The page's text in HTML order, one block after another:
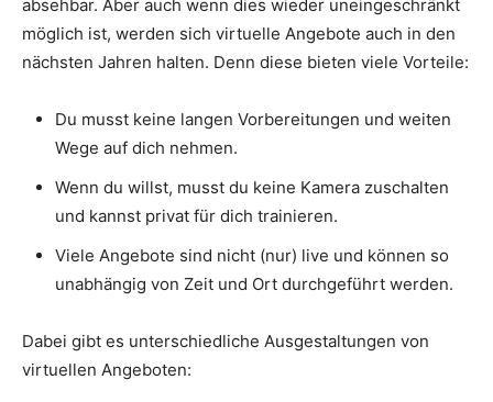
absehbar. Aber auch wenn dies wieder uneingeschränkt
möglich ist, werden sich virtuelle Angebote auch in den
nächsten Jahren halten. Denn diese bieten viele Vorteile:
Du musst keine langen Vorbereitungen und weiten
Wege auf dich nehmen.
Wenn du willst, musst du keine Kamera zuschalten
und kannst privat für dich trainieren.
Viele Angebote sind nicht (nur) live und können so
unabhängig von Zeit und Ort durchgeführt werden.
Dabei gibt es unterschiedliche Ausgestaltungen von
virtuellen Angeboten: